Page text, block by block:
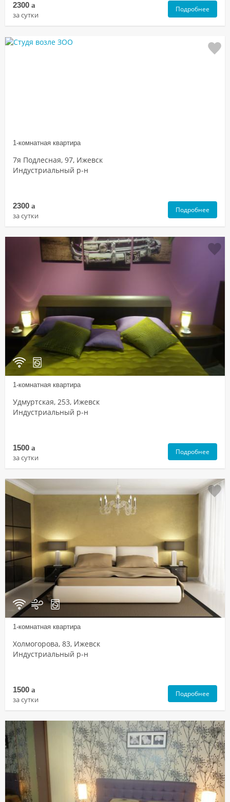
2300 a
за сутки
Подробнее
1-комнатная квартира
7я Подлесная, 97, Ижевск
Индустриальный р-н
2300 a
за сутки
Подробнее
1-комнатная квартира
Удмуртская, 253, Ижевск
Индустриальный р-н
1500 a
за сутки
Подробнее
1-комнатная квартира
Холмогорова, 83, Ижевск
Индустриальный р-н
1500 a
за сутки
Подробнее